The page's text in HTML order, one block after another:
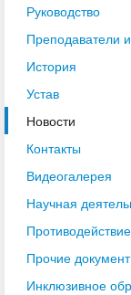
Руководство
Преподаватели
История
Устав
Новости
Контакты
Видеогалерея
Научная
Прочие
Инклюзивное